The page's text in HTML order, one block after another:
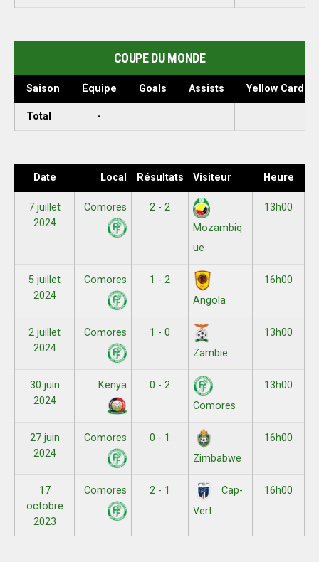
COUPE DU MONDE
Saison Équipe Goals Assists Yellow Cards
Total -
Date Local Résultats Visiteur Heure
7 juillet
2024
Comores
2 - 2
Mozambiq
ue
13h00
5 juillet
2024
Comores
1 - 2
Angola
16h00
2 juillet
2024
Comores
1 - 0
Zambie
13h00
30 juin
2024
Kenya
0 - 2
Comores
13h00
27 juin
2024
Comores
0 - 1
Zimbabwe
16h00
17
octobre
2023
Comores 2 - 1
Cap-
Vert
16h00